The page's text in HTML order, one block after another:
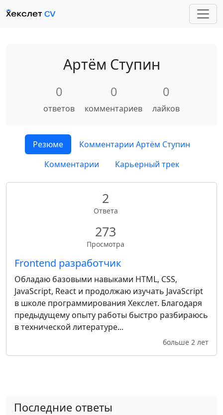
Артём Ступин
0
ответов
0
комментариев
0
лайков
Резюме
Комментарии Артём Ступин
Комментарии
Карьерный трек
2
Ответа
273
Просмотра
Frontend разработчик
Обладаю базовыми навыками HTML, CSS,
JavaScript, React и продолжаю изучать JavaScript
в школе программирования Хекслет. Благодаря
предыдущему опыту работы быстро разбираюсь
в технической литературе...
больше 2 лет
Последние ответы